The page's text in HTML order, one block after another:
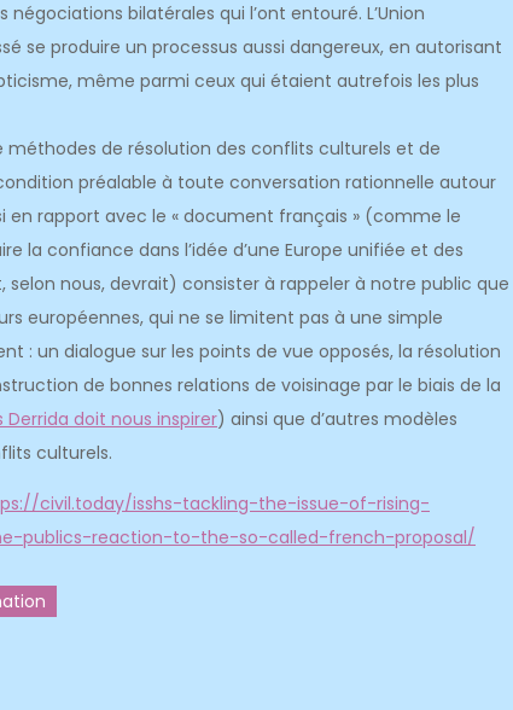
bilatérales qui l’ont entouré. L’Union
se produire un processus aussi dangereux, en autorisant
même parmi ceux qui étaient autrefois les plus
méthodes de résolution des conflits culturels et de
préalable à toute conversation rationnelle autour
en rapport avec le « document français » (comme le
confiance dans l’idée d’une Europe unifiée et des
nous, devrait) consister à rappeler à notre public que
européennes, qui ne se limitent pas à une simple
: un dialogue sur les points de vue opposés, la résolution
de bonnes relations de voisinage par le biais de la
Derrida doit nous inspirer) ainsi que d’autres modèles
culturels.
civil.today/isshs-tackling-the-issue-of-rising-
publics-reaction-to-the-so-called-french-proposal/